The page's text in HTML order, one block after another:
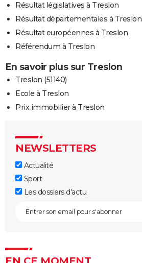
Résultat législatives à Treslon
Résultat départementales à Treslon
Résultat européennes à Treslon
Référendum à Treslon
En savoir plus sur Treslon
Treslon (51140)
Ecole à Treslon
Prix immobilier à Treslon
NEWSLETTERS
Actualité
Sport
Les dossiers d'actu